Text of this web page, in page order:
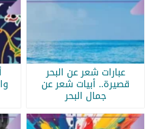
عبارات شعر عن البحر
قصيرة.. أبيات شعر عن
جمال البحر